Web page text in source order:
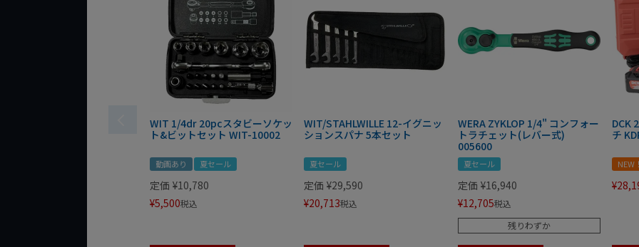
WIT 1/4dr 20pcスタビーソケッ
ト&ビットセット WIT-10002
動画あり 夏セール
定価 ¥10,780
¥5,500税込
WIT/STAHLWILLE 12-イグニッ
ションスパナ 5本セット
夏セール
定価 ¥29,590
¥20,713税込
WERA ZYKLOP 1/4" コンフォー
トラチェット(レバー式)
005600
夏セール
定価 ¥16,940
¥12,705税込
残りわずか
DCK
チ
NEW
¥